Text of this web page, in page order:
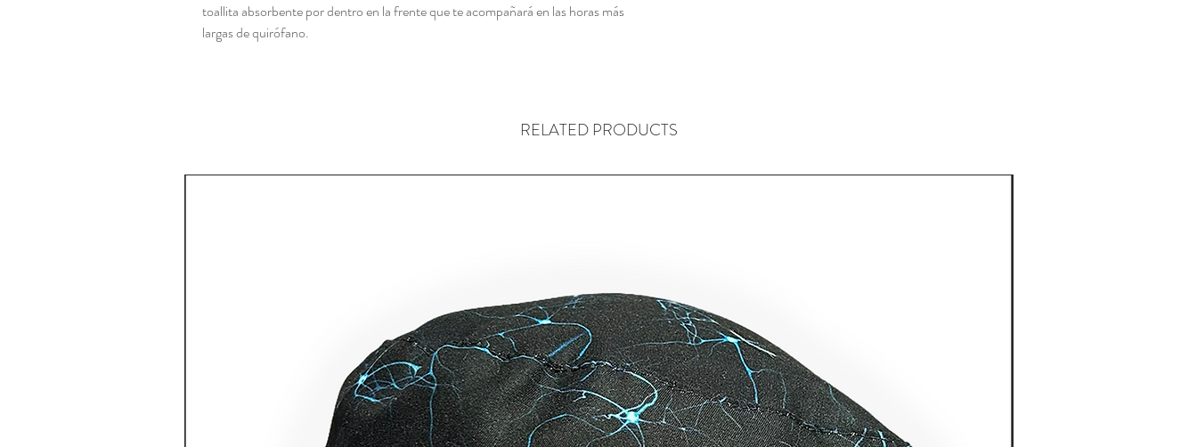
toallita absorbente por dentro en la frente que te acompañará en las horas más
largas de quirófano.
RELATED PRODUCTS